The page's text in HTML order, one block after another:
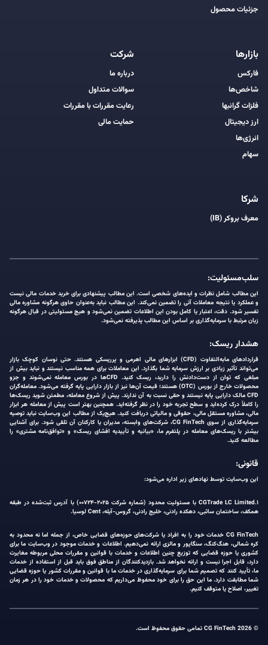
جزئیات محصول
بازارها
فارکس
شاخص‌ها
فلزات گرانبها
ارز دیجیتال
انرژی‌ها
سهام
شرکت
درباره ما
سوالات متداول
رعایت مقررات با مقررات
حمایت مالی
شرکا
معرف بروکر (IB)
سلب‌مسئولیت:
این مطالب شامل نظرات و ایده‌های شخصی است. این مطالب پیشنهادی برای خرید خدمات مالی نیست
و عملکرد یا نتیجه معاملات آتی را تضمین نمی‌کند. این مطالب نباید به‌عنوان حاوی هرگونه مشاوره مالی
تفسیر شود. دقت، اعتبار یا کامل بودن این اطلاعات تضمین نمی‌شود و هیچ مسئولیتی در قبال هرگونه
زیان مرتبط با سرمایه‌گذاری بر اساس این مطالب پذیرفته نمی‌شود.
هشدار ریسک:
قراردادهای مابه‌التفاوت (CFD) ابزارهای مالی اهرمی و پرریسکی هستند. حتی نوسان کوچک بازار
می‌تواند تأثیر زیادی بر ارزش سرمایه شما بگذارد. این معاملات برای همه مناسب نیستند و نباید بیش از
مبلغی که توان از دست‌دادنش را دارید، ریسک کنید. CFDها در بورس معامله نمی‌شوند و جزو
محصولات خارج از بورس (OTC) هستند؛ قیمت آن‌ها نیز از بازار دارایی پایه گرفته می‌شود. معامله‌گران
CFD مالک دارایی پایه نیستند و حقی نسبت به آن ندارند. پیش از شروع معامله، مطمئن شوید ریسک‌ها
را کاملاً درک کرده‌اید و سطح تجربه خود را در نظر گرفته‌اید. همچنین بهتر است پیش از معامله هر ابزار
مالی، مشاوره مستقل مالی، حقوقی و مالیاتی دریافت کنید. هیچ‌یک از مطالب این وب‌سایت نباید توصیه
سرمایه‌گذاری از سوی CG FinTech، شرکت‌های وابسته، مدیران یا کارکنان آن تلقی شود. برای آشنایی
بیشتر با ریسک‌های معامله در پلتفرم ما، «بیانیه و تأییدیه افشای ریسک» و «توافق‌نامه مشتری» را
مطالعه کنید.
قانونی:
این وب‌سایت توسط نهادهای زیر اداره می‌شود:
۱.CGTrade LC Limited با مسئولیت محدود (شماره شرکت ۲۰۲۵-۰۰۷۲۴) با آدرس ثبت‌شده در طبقه
همکف، ساختمان ساثبی، دهکده رادنی، خلیج رادنی، گروس-آیله، Cent لوسیا.
CG FinTech خدمات خود را به افراد یا شرکت‌های حوزه‌های قضایی خاص، از جمله اما نه محدود به
کره شمالی، هنگ‌کنگ، سنگاپور و مالزی ارائه نمی‌دهیم. اطلاعات و خدمات موجود در وب‌سایت ما برای
کشوری یا حوزه قضایی که توزیع چنین اطلاعات و خدمات با قوانین و مقررات محلی مربوطه مغایرت
دارد، قابل اجرا نیست و ارائه نخواهد شد. بازدیدکنندگان از مناطق فوق باید قبل از استفاده از خدمات
ما، تأیید کنند که تصمیم شما برای سرمایه‌گذاری در خدمات ما با قوانین و مقررات کشور یا حوزه قضایی
شما مطابقت دارد. ما این حق را برای خود محفوظ می‌داریم که محصولات و خدمات خود را در هر زمان
تغییر، اصلاح یا متوقف کنیم.
© 2026 CG FinTech تمامی حقوق محفوظ است.